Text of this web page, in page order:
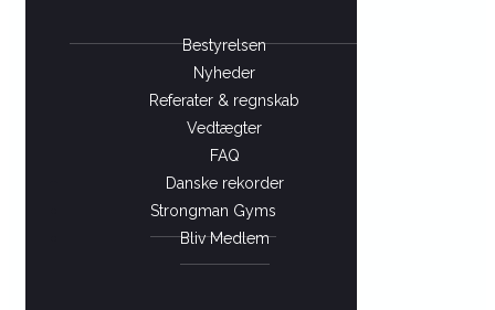
Bestyrelsen
Nyheder
Referater & regnskab
Vedtægter
FAQ
Danske rekorder
Strongman Gyms
Bliv Medlem